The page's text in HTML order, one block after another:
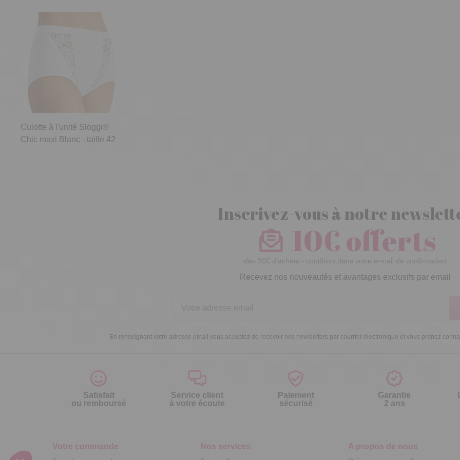
Culotte à l'unité Sloggi®
Chic maxi Blanc - taille 42
Inscrivez-vous à notre
10€ offerts
dès 30€ d’achats - condition dans votre e-mail de confirmation
Recevez nos nouveautés et avantages exclusifs par email
En renseignant votre adresse email vous acceptez de recevoir nos newsletters par courrier électronique et vous prenez
Satisfait
ou remboursé
Service client
à votre écoute
Paiement
sécurisé
Garantie
2 ans
Votre commande Nos services A propos de nous